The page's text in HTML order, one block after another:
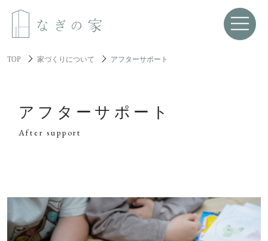
なぎの家について
レジリエンス住宅
About build a house
TOP 家づくりについて アフターサポート
アフターサポート
After support